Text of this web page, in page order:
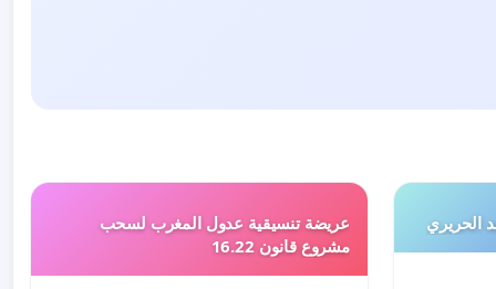
الحريري
عريضة تنسيقية عدول المغرب لسحب
مشروع قانون 16.22